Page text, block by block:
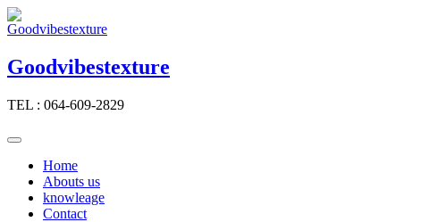
Skip
to
Goodvibestexture
TEL : 064-609-2829
Home
Abouts us
knowleage
Contact